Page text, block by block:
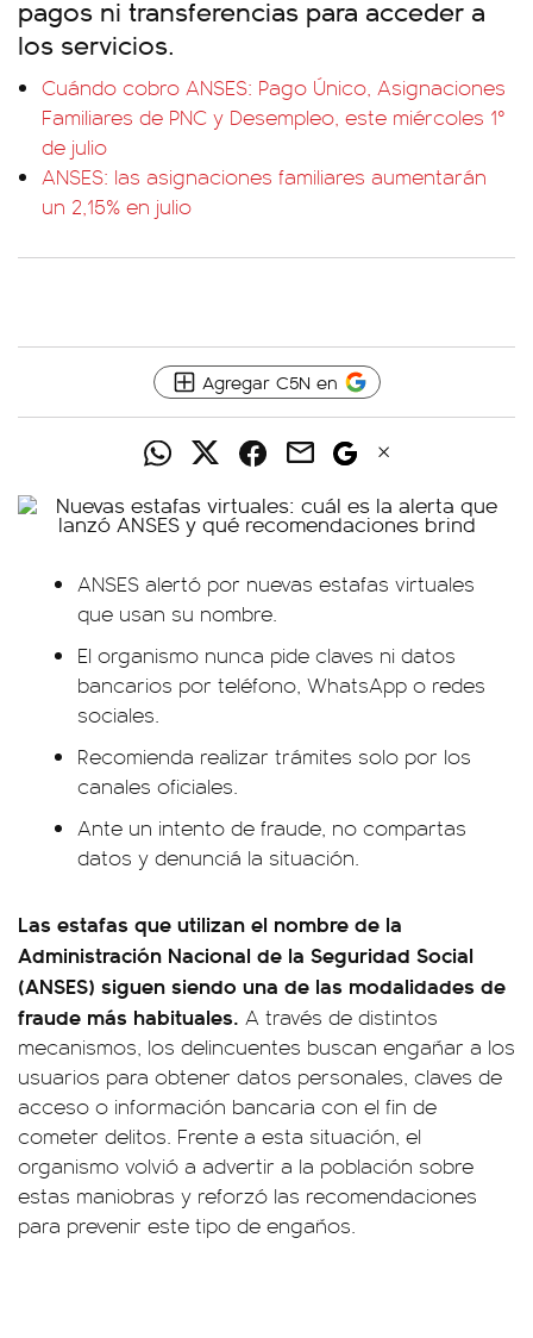
pagos ni transferencias para acceder a
los servicios.
Cuándo cobro ANSES: Pago Único, Asignaciones
Familiares de PNC y Desempleo, este miércoles 1°
de julio
ANSES: las asignaciones familiares aumentarán
un 2,15% en julio
Agregar C5N en
ANSES alertó por nuevas estafas virtuales
que usan su nombre.
El organismo nunca pide claves ni datos
bancarios por teléfono, WhatsApp o redes
sociales.
Recomienda realizar trámites solo por los
canales oficiales.
Ante un intento de fraude, no compartas
datos y denunciá la situación.
Las estafas que utilizan el nombre de la
Administración Nacional de la Seguridad Social
(ANSES) siguen siendo una de las modalidades de
fraude más habituales. A través de distintos
mecanismos, los delincuentes buscan engañar a los
usuarios para obtener datos personales, claves de
acceso o información bancaria con el fin de
cometer delitos. Frente a esta situación, el
organismo volvió a advertir a la población sobre
estas maniobras y reforzó las recomendaciones
para prevenir este tipo de engaños.